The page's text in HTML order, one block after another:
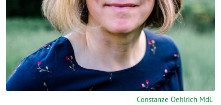
Constanze Oehlrich MdL